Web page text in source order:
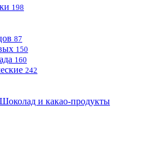
198
87
150
160
242
Шоколад и какао-продукты